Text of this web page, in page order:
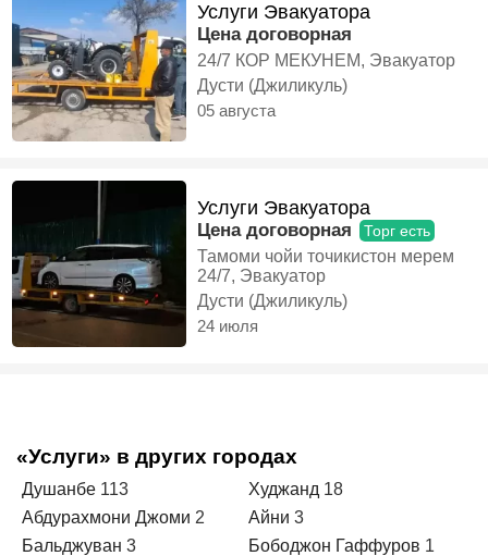
Услуги Эвакуатора
Цена договорная
24/7 КОР МЕКУНЕМ, Эвакуатор
Дусти (Джиликуль)
05 августа
Услуги Эвакуатора
Цена договорная Торг есть
Тамоми чойи точикистон мерем
24/7, Эвакуатор
Дусти (Джиликуль)
24 июля
«Услуги» в других городах
Душанбе 113 Худжанд 18
Абдурахмони Джоми 2 Айни 3
Бальджуван 3 Бободжон Гаффуров 1